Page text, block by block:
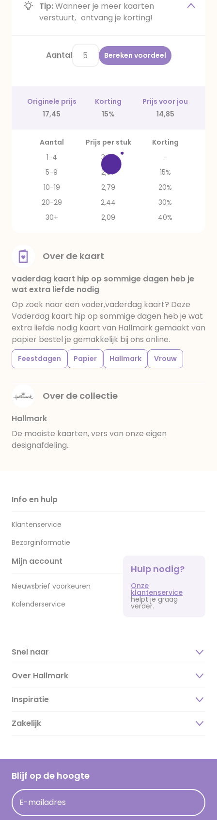
Tip:Wanneer je meer kaarten
verstuurt, ontvang je korting!
Aantal Bereken voordeel
Originele prijs Korting
Prijs voor jou
17,45
15% 14,85
Aantal Prijs per stuk
Korting
1-4
3,49
-
5-9
2,97
15%
10-19
2,79
20%
20-29
2,44
30%
30+
2,09 40%
Over de kaart
vaderdag kaart hip op sommige dagen heb je
wat extra liefde nodig
Op zoek naar een vader,vaderdag kaart? Deze
Vaderdag kaart hip op sommige dagen heb je wat
extra liefde nodig kaart van Hallmark gemaakt van
papier bestel je gemakkelijk bij ons online.
Feestdagen Papier Hallmark Vrouw
Over de collectie
Hallmark
De mooiste kaarten, vers van onze eigen
designafdeling.
Info en hulp
Klantenservice
Bezorginformatie
Mijn account
Nieuwsbrief voorkeuren
Kalenderservice
Hulp nodig?
Onze
klantenservice
helpt je graag
verder.
Snel naar
Over Hallmark
Over ons
Duurzaamheid
Hallmark Kaartclub
Acties
Persberichten
Inspiratie
Magazine
Cadeau inspiratie
Kaartinspiratie
Zakelijk
Blijf op de hoogte
E-mailadres